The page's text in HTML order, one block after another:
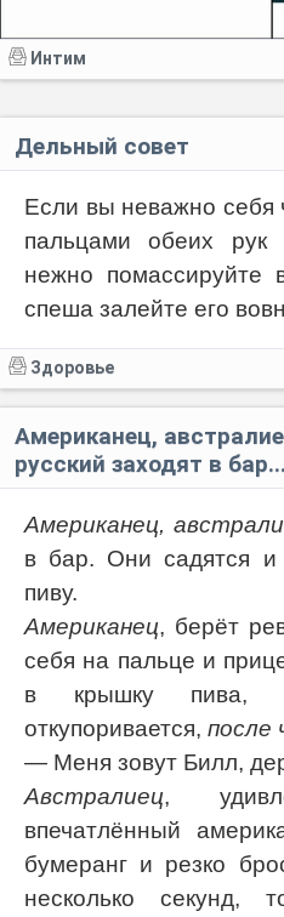
Интим
Дельный совет
Если вы неважно себя
пальцами обеих рук
нежно помассируйте
спеша залейте его
Здоровье
Американец,
русский заходят в бар...
Американец,
в бар. Они садятся и
пиву.
Американец, берёт
себя на пальце и
в крышку пива,
откупоривается, после
— Меня зовут Билл,
Австралиец,
впечатлённый
бумеранг и резко
несколько секунд,